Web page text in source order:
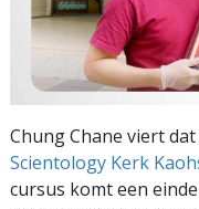
Chung Chane viert
Scientology Kerk
cursus komt een